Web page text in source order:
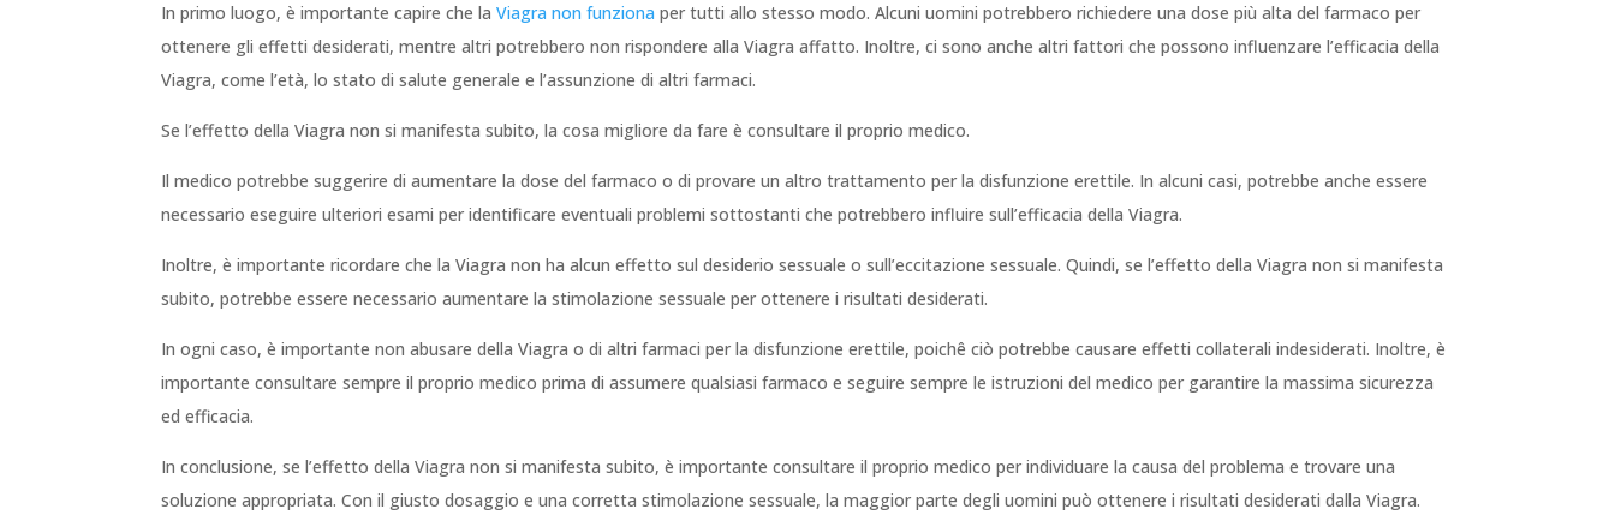
In primo luogo, è importante capire che laViagra non funziona per tutti allo stesso modo. Alcuni uomini potrebbero richiedere una dose più alta del farmaco per
ottenere gli effetti desiderati, mentre altri potrebbero non rispondere alla Viagra affatto. Inoltre, ci sono anche altri fattori che possono influenzare l’efficacia della
Viagra, come l’età, lo stato di salute generale e l’assunzione di altri farmaci.
Se l’effetto della Viagra non si manifesta subito, la cosa migliore da fare è consultare il proprio medico.
Il medico potrebbe suggerire di aumentare la dose del farmaco o di provare un altro trattamento per la disfunzione erettile. In alcuni casi, potrebbe anche essere
necessario eseguire ulteriori esami per identificare eventuali problemi sottostanti che potrebbero influire sull’efficacia della Viagra.
Inoltre, è importante ricordare che la Viagra non ha alcun effetto sul desiderio sessuale o sull’eccitazione sessuale. Quindi, se l’effetto della Viagra non si manifesta
subito, potrebbe essere necessario aumentare la stimolazione sessuale per ottenere i risultati desiderati.
In ogni caso, è importante non abusare della Viagra o di altri farmaci per la disfunzione erettile, poichê ciò potrebbe causare effetti collaterali indesiderati. Inoltre, è
importante consultare sempre il proprio medico prima di assumere qualsiasi farmaco e seguire sempre le istruzioni del medico per garantire la massima sicurezza
ed efficacia.
In conclusione, se l’effetto della Viagra non si manifesta subito, è importante consultare il proprio medico per individuare la causa del problema e trovare una
soluzione appropriata. Con il giusto dosaggio e una corretta stimolazione sessuale, la maggior parte degli uomini può ottenere i risultati desiderati dalla Viagra.